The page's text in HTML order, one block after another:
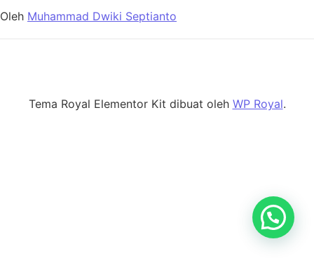
Oleh Muhammad Dwiki Septianto
Tema Royal Elementor Kit dibuat oleh WP Royal.